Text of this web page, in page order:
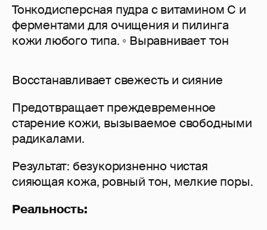
Тонкодисперсная пудра с витамином С и
ферментами для очищения и пилинга
кожи любого типа. ◦ Выравнивает тон
Восстанавливает свежесть и сияние
Предотвращает преждевременное
старение кожи, вызываемое свободными
радикалами.
Результат: безукоризненно чистая
сияющая кожа, ровный тон, мелкие поры.
Реальность: